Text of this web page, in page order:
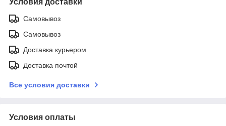
Самовывоз
Самовывоз
Доставка курьером
Доставка почтой
Все условия доставки
Условия оплаты